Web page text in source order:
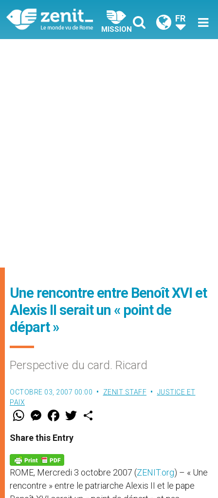
MISSION
FR
Une rencontre entre Benoît XVI et
Alexis II serait un « point de
départ »
Perspective du card. Ricard
OCTOBRE 03, 2007 00:00 ZENIT STAFF
JUSTICE ET
PAIX
W
t
s
p
p
M
e
s
e
g
e
r
F
a
e
b
o
k
w
Share this Entry
ROME, Mercredi 3 octobre 2007 (ZENIT.org) – « Une
rencontre » entre le patriarche Alexis II et le pape